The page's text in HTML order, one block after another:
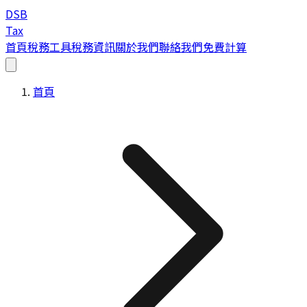
DSB
Tax
首頁稅務工具稅務資訊關於我們聯絡我們免費計算
首頁